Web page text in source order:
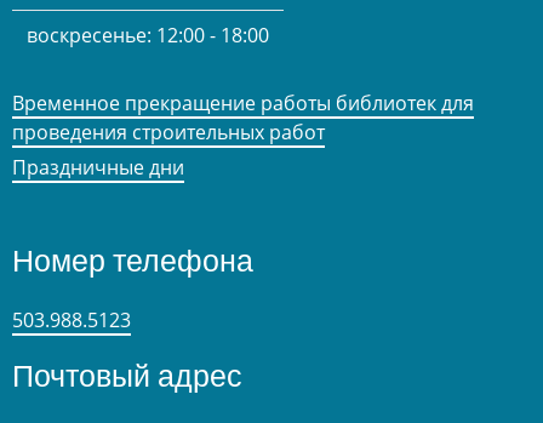
воскресенье: 12:00 - 18:00
Временное прекращение работы библиотек для
проведения строительных работ
Праздничные дни
Номер телефона
503.988.5123
Почтовый адрес